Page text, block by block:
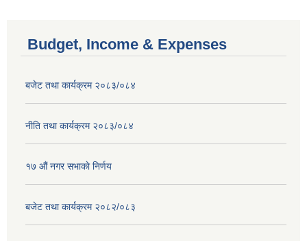
Budget, Income & Expenses
बजेट तथा कार्यक्रम २०८३/०८४
नीति तथा कार्यक्रम २०८३/०८४
१७ ‌‍औं नगर सभाकाे निर्णय
बजेट तथा कार्यक्रम २०८२/०८३